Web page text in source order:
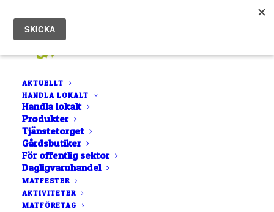
AKTUELLT
HANDLA LOKALT
Handla lokalt
Produkter
Tjänstetorget
Gårdsbutiker
För offentlig sektor
Dagligvaruhandel
MATFESTER
AKTIVITETER
MATFÖRETAG
Vinäger